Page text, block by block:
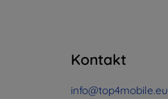
Kontakt
info@top4mobile.eu